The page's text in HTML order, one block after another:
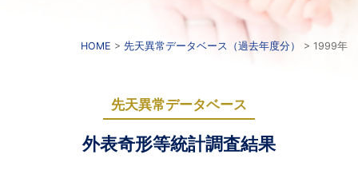
トピックス
スタッフ
アクセス
HOME 先天異常データベース（過去年度分） 1999年
先天異常データベース
外表奇形等統計調査結果